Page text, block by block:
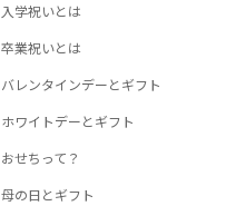
入学祝いとは
卒業祝いとは
バレンタインデーとギフト
ホワイトデーとギフト
おせちって？
母の日とギフト